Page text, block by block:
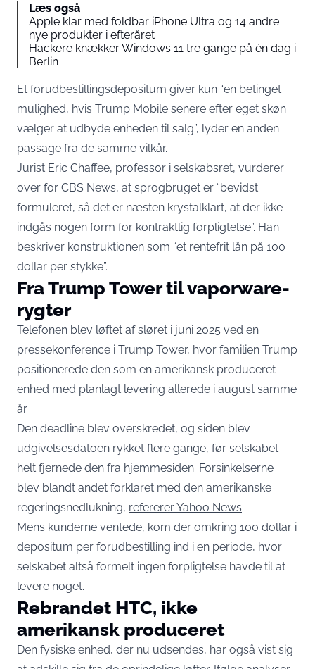
Læs også
Apple klar med foldbar iPhone Ultra og 14 andre
nye produkter i efteråret
Hackere knækker Windows 11 tre gange på én dag i
Berlin
Et forudbestillingsdepositum giver kun “en betinget
mulighed, hvis Trump Mobile senere efter eget skøn
vælger at udbyde enheden til salg”, lyder en anden
passage fra de samme vilkår.
Jurist Eric Chaffee, professor i selskabsret, vurderer
over for CBS News, at sprogbruget er “bevidst
formuleret, så det er næsten krystalklart, at der ikke
indgås nogen form for kontraktlig forpligtelse”. Han
beskriver konstruktionen som “et rentefrit lån på 100
dollar per stykke”.
Fra Trump Tower til vaporware-
rygter
Telefonen blev løftet af sløret i juni 2025 ved en
pressekonference i Trump Tower, hvor familien Trump
positionerede den som en amerikansk produceret
enhed med planlagt levering allerede i august samme
år.
Den deadline blev overskredet, og siden blev
udgivelsesdatoen rykket flere gange, før selskabet
helt fjernede den fra hjemmesiden. Forsinkelserne
blev blandt andet forklaret med den amerikanske
regeringsnedlukning, refererer Yahoo News.
Mens kunderne ventede, kom der omkring 100 dollar i
depositum per forudbestilling ind i en periode, hvor
selskabet altså formelt ingen forpligtelse havde til at
levere noget.
Rebrandet HTC, ikke
amerikansk produceret
Den fysiske enhed, der nu udsendes, har også vist sig